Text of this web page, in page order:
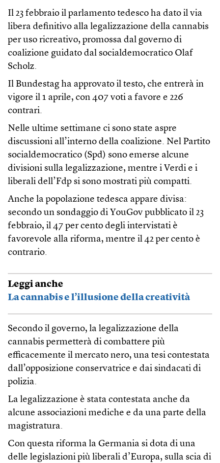
Il 23 febbraio il parlamento tedesco ha dato il via
libera definitivo alla legalizzazione della cannabis
per uso ricreativo, promossa dal governo di
coalizione guidato dal socialdemocratico Olaf
Scholz.
Il Bundestag ha approvato il testo, che entrerà in
vigore il 1 aprile, con 407 voti a favore e 226
contrari.
Nelle ultime settimane ci sono state aspre
discussioni all’interno della coalizione. Nel Partito
socialdemocratico (Spd) sono emerse alcune
divisioni sulla legalizzazione, mentre i Verdi e i
liberali dell’Fdp si sono mostrati più compatti.
Anche la popolazione tedesca appare divisa:
secondo un sondaggio di YouGov pubblicato il 23
febbraio, il 47 per cento degli intervistati è
favorevole alla riforma, mentre il 42 per cento è
contrario.
Leggi anche
La cannabis e l’illusione della creatività
Secondo il governo, la legalizzazione della
cannabis permetterà di combattere più
efficacemente il mercato nero, una tesi contestata
dall’opposizione conservatrice e dai sindacati di
polizia.
La legalizzazione è stata contestata anche da
alcune associazioni mediche e da una parte della
magistratura.
Con questa riforma la Germania si dota di una
delle legislazioni più liberali d’Europa, sulla scia di